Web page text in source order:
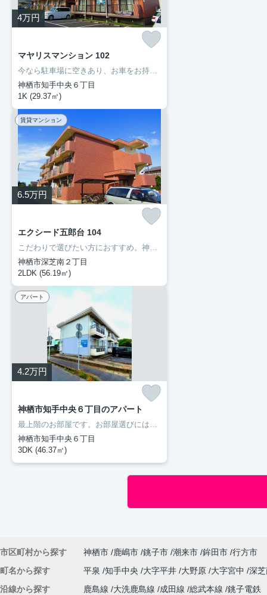
4万円
マヤリスマンション 102
今なら駐車場に空きあり、お車をお持ちの方に。モニターで来訪者を確認し、インターホンを通じて室内から会話することができます。ネットの回線を繋げているのでパソコンが使える生活。多くの方にご好評をいただいている、清潔感のある賃貸物件です。神栖市エリアで賃貸情報をお探しになるなら、ぜひ当社にお任せ下さい。快適な暮らしができるよう、しっかりとサポート致しますのでお気軽にご連絡下さい。
神栖市知手中央６丁目
1K (29.37㎡)
賃貸マンション
6.5万円
エクシード五郎台 104
こだわりで選びたい方におすすめ。神栖市エリアで住まいをお探しなら「エクシード五郎台」。普段からパソコンを使う方にオススメ物件、ネット回線導入済み。こちらのお部屋で新しい生活を始めてみませんか。神栖市に移り住む予定なら、まずは成田線笹川近辺で検討してはいかがでしょうか。0299-97-0800からいつでも豊成管理システムに遠慮なくお問い合わせ下さい。
神栖市深芝南２丁目
2LDK (56.19㎡)
アパート
4.2万円
神栖市知手中央６丁目のアパート
最上階のお部屋です。お部屋選びには欠かせない内覧も、空き部屋であればスムーズです。二人入居が可能な物件です。室内設備はエアコン・フローリングなどが揃っているので、快適に過ごしやすいお部屋になります。多くの方にご好評をいただいている、清潔感のある賃貸物件です。神栖市の住まい探しをお手伝いします。豊成管理システムがお客様に合った住まいをご紹介いたしますので、まずはお気軽にお問い合わせ下さい。
神栖市知手中央６丁目
3DK (46.37㎡)
市区町村から探す 神栖市 鹿嶋市 銚子市 潮来市 鉾田市 行方市
町名から探す
平泉 知手中央 大字平井 大野原 大字宮中
深
沿線から探す
鹿島線 大洗鹿島線 成田線 総武本線 銚子電鉄